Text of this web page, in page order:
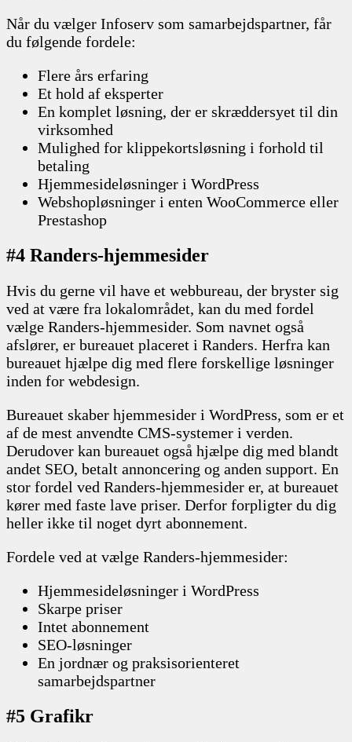
Når du vælger Infoserv som samarbejdspartner, får
du følgende fordele:
Flere års erfaring
Et hold af eksperter
En komplet løsning, der er skræddersyet til din
virksomhed
Mulighed for klippekortsløsning i forhold til
betaling
Hjemmesideløsninger i WordPress
Webshopløsninger i enten WooCommerce eller
Prestashop
#4 Randers-hjemmesider
Hvis du gerne vil have et webbureau, der bryster sig
ved at være fra lokalområdet, kan du med fordel
vælge Randers-hjemmesider. Som navnet også
afslører, er bureauet placeret i Randers. Herfra kan
bureauet hjælpe dig med flere forskellige løsninger
inden for webdesign.
Bureauet skaber hjemmesider i WordPress, som er et
af de mest anvendte CMS-systemer i verden.
Derudover kan bureauet også hjælpe dig med blandt
andet SEO, betalt annoncering og anden support. En
stor fordel ved Randers-hjemmesider er, at bureauet
kører med faste lave priser. Derfor forpligter du dig
heller ikke til noget dyrt abonnement.
Fordele ved at vælge Randers-hjemmesider:
Hjemmesideløsninger i WordPress
Skarpe priser
Intet abonnement
SEO-løsninger
En jordnær og praksisorienteret
samarbejdspartner
#5 Grafikr